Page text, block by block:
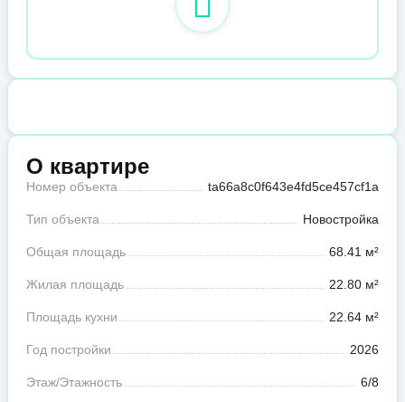
О квартире
Номер объекта ta66a8c0f643e4fd5ce457cf1a
Тип объекта Новостройка
Общая площадь 68.41 м²
Жилая площадь 22.80 м²
Площадь кухни 22.64 м²
Год постройки 2026
Этаж/Этажность 6/8